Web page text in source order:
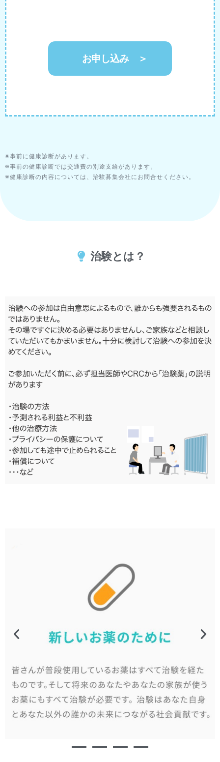
お申し込み ＞
※事前に健康診断があります。
※事前の健康診断では交通費の別途支給があります。
※健康診断の内容については、治験募集会社にお問合せください。
治験とは？